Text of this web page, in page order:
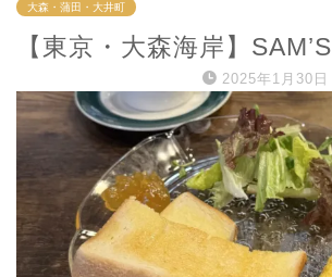
大森・蒲田・大井町
【東京・大森海岸】SAM’S
2025年1月30日